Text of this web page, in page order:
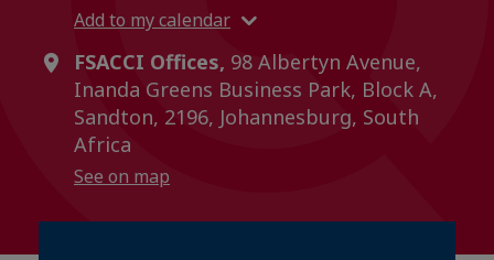
Add to my calendar
FSACCI Offices, 98 Albertyn Avenue,
Inanda Greens Business Park, Block A,
Sandton, 2196, Johannesburg, South
Africa
See on map